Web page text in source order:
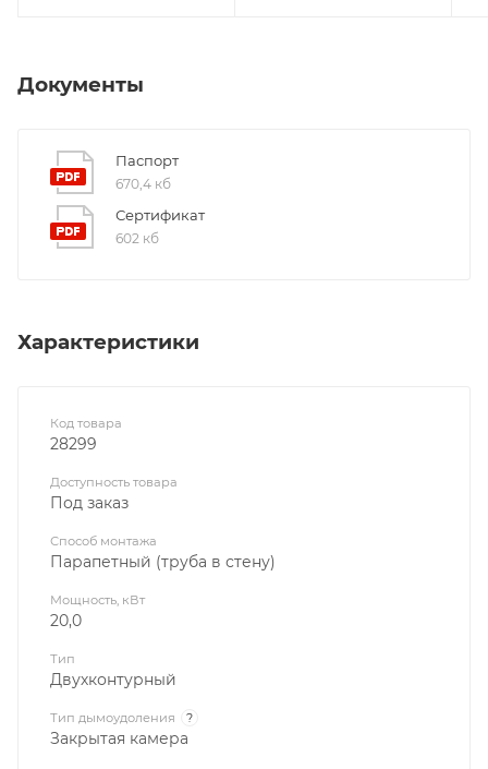
Документы
Паспорт
670,4 кб
Сертификат
602 кб
Характеристики
Код товара
28299
Доступность товара
Под заказ
Способ монтажа
Парапетный (труба в стену)
Мощность, кВт
20,0
Тип
Двухконтурный
Тип дымоудоления ?
Закрытая камера